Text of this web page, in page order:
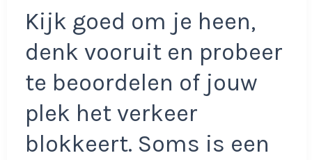
Kijk goed om je heen,
denk vooruit en probeer
te beoordelen of jouw
plek het verkeer
blokkeert. Soms is een